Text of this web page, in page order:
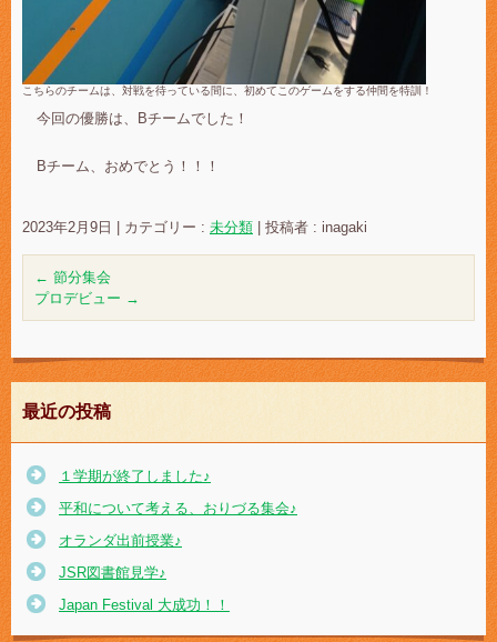
こちらのチームは、対戦を待っている間に、初めてこのゲームをする仲間を特訓！
今回の優勝は、Bチームでした！
Bチーム、おめでとう！！！
2023年2月9日 カテゴリー : 未分類 投稿者 : inagaki
← 節分集会
プロデビュー →
最近の投稿
１学期が終了しました♪
平和について考える、おりづる集会♪
オランダ出前授業♪
JSR図書館見学♪
Japan Festival 大成功！！